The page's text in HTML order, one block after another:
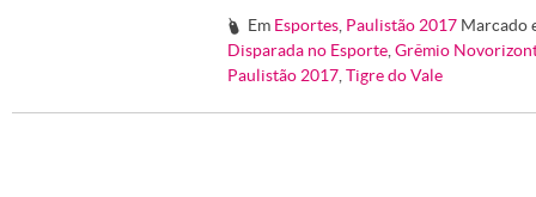
# Em Esportes Paulistão 2017 Marcado
Disparada no Esporte Grêmio
Paulistão 2017 Tigre do Vale